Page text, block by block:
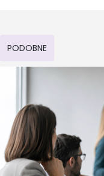
PODOBNE